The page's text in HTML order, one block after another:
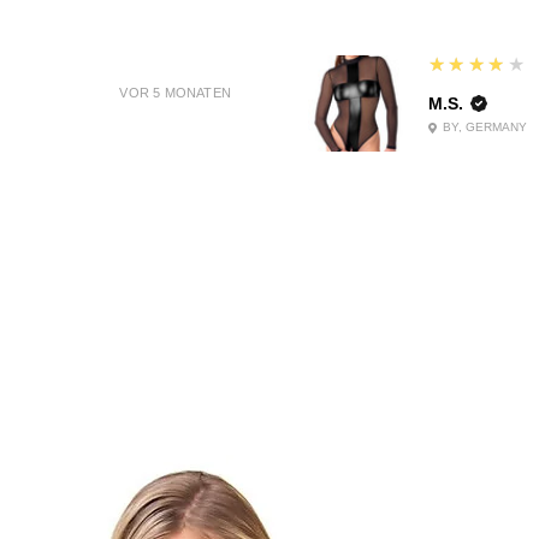
VOR 5 MONATEN
4
★★★★★
M.S.
BY, GERMANY